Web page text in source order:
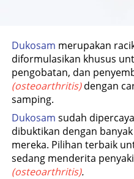
Dukosam merupakan
diformulasikan khusus
pengobatan, dan
(osteoarthritis) dengan
samping.
Dukosam sudah
dibuktikan dengan
mereka. Pilihan terbaik
sedang menderita
(osteoarthritis).